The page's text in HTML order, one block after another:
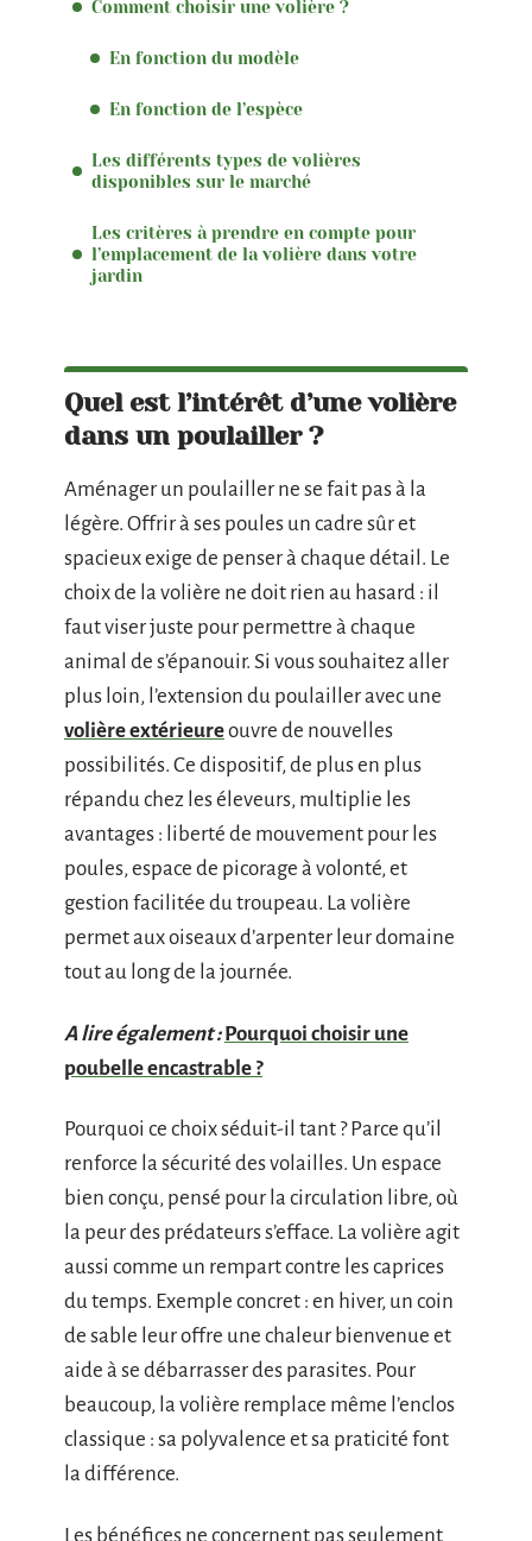
Comment choisir une volière ?
En fonction du modèle
En fonction de l’espèce
Les différents types de volières
disponibles sur le marché
Les critères à prendre en compte pour
l’emplacement de la volière dans votre
jardin
Quel est l’intérêt d’une volière
dans un poulailler ?
Aménager un poulailler ne se fait pas à la
légère. Offrir à ses poules un cadre sûr et
spacieux exige de penser à chaque détail. Le
choix de la volière ne doit rien au hasard : il
faut viser juste pour permettre à chaque
animal de s’épanouir. Si vous souhaitez aller
plus loin, l’extension du poulailler avec une
volière extérieureouvre de nouvelles
possibilités. Ce dispositif, de plus en plus
répandu chez les éleveurs, multiplie les
avantages : liberté de mouvement pour les
poules, espace de picorage à volonté, et
gestion facilitée du troupeau. La volière
permet aux oiseaux d’arpenter leur domaine
tout au long de la journée.
A lire également : Pourquoi choisir une
poubelle encastrable ?
Pourquoi ce choix séduit-il tant ? Parce qu’il
renforce la sécurité des volailles. Un espace
bien conçu, pensé pour la circulation libre, où
la peur des prédateurs s’efface. La volière agit
aussi comme un rempart contre les caprices
du temps. Exemple concret : en hiver, un coin
de sable leur offre une chaleur bienvenue et
aide à se débarrasser des parasites. Pour
beaucoup, la volière remplace même l’enclos
classique : sa polyvalence et sa praticité font
la différence.
Les bénéfices ne concernent pas seulement